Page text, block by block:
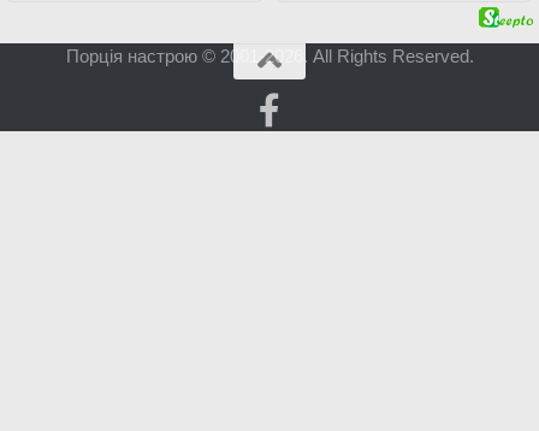
Порція настрою © 2001-2026. All Rights Reserved.